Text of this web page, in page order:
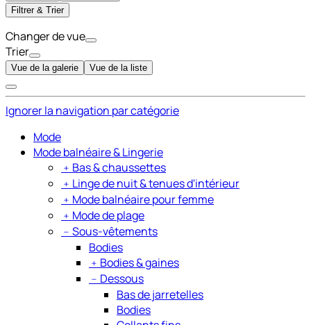
Filtrer & Trier
Changer de vue
Trier
Vue de la galerie Vue de la liste
Ignorer la navigation par catégorie
Mode
Mode balnéaire & Lingerie
﹢ Bas & chaussettes
﹢ Linge de nuit & tenues d'intérieur
﹢ Mode balnéaire pour femme
﹢ Mode de plage
﹣ Sous-vêtements
Bodies
﹢ Bodies & gaines
﹣ Dessous
Bas de jarretelles
Bodies